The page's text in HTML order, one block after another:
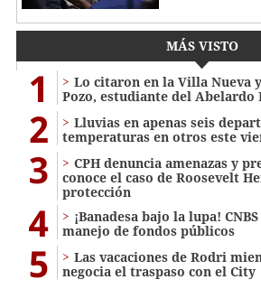
MÁS VISTO
1
Lo citaron en la Villa Nueva
Pozo, estudiante del Abelardo
2
Lluvias en apenas seis
temperaturas en otros este
3
CPH denuncia amenazas y
conoce el caso de Roosevelt
protección
4
¡Banadesa bajo la lupa!
manejo de fondos públicos
5
Las vacaciones de Rodri
negocia el traspaso con el City